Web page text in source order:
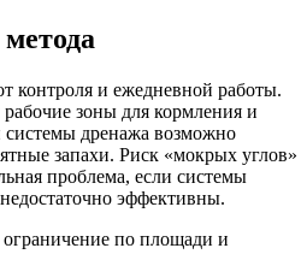
контроля и ежедневной работы.
зоны для кормления и
системы дренажа возможно
запахи. Риск «мокрых углов»
проблема, если системы
эффективны.
по площади и